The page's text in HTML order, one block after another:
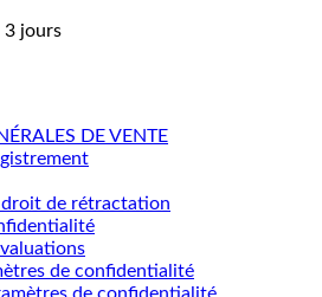
3 jours
DE VENTE
de rétractation
de confidentialité